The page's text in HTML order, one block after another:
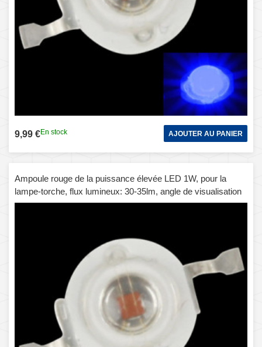
9,99 €En stock AJOUTER AU PANIER
Ampoule rouge de la puissance élevée LED 1W, pour la
lampe-torche, flux lumineux: 30-35lm, angle de visualisation
de 140 degrés